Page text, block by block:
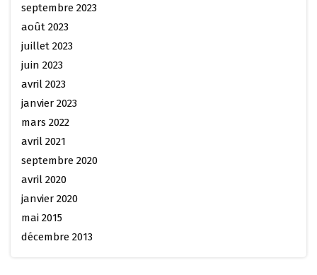
septembre 2023
août 2023
juillet 2023
juin 2023
avril 2023
janvier 2023
mars 2022
avril 2021
septembre 2020
avril 2020
janvier 2020
mai 2015
décembre 2013